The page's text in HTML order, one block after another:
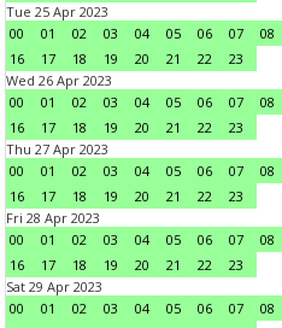
Tue 25 Apr 2023
00
01 02 03 04 05 06 07 08
16
17 18 19 20 21 22
23
Wed 26 Apr 2023
00
01 02 03 04 05 06 07 08
16
17 18 19 20 21 22
23
Thu 27 Apr 2023
00
01 02 03 04 05 06 07 08
16
17 18 19 20 21 22
23
Fri 28 Apr 2023
00
01 02 03 04 05 06 07 08
16
17 18 19 20 21 22
23
Sat 29 Apr 2023
00
01 02 03 04 05 06 07 08